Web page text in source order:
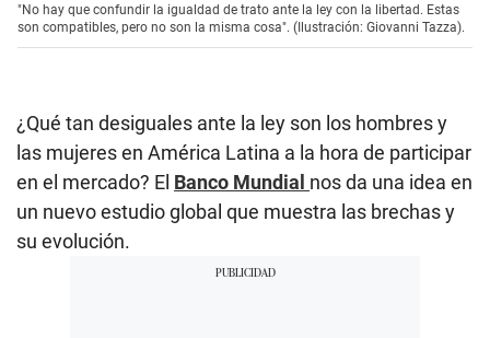
"No hay que confundir la igualdad de trato ante la ley con la libertad. Estas
son compatibles, pero no son la misma cosa". (Ilustración: Giovanni Tazza).
¿Qué tan desiguales ante la ley son los hombres y
las mujeres en América Latina a la hora de participar
en el mercado? El Banco Mundial nos da una idea en
un nuevo estudio global que muestra las brechas y
su evolución.